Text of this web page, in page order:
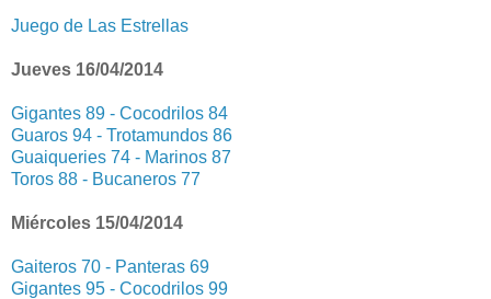
Juego de Las Estrellas
Jueves 16/04/2014
Gigantes 89 - Cocodrilos 84
Guaros 94 - Trotamundos 86
Guaiqueries 74 - Marinos 87
Toros 88 - Bucaneros 77
Miércoles 15/04/2014
Gaiteros 70 - Panteras 69
Gigantes 95 - Cocodrilos 99